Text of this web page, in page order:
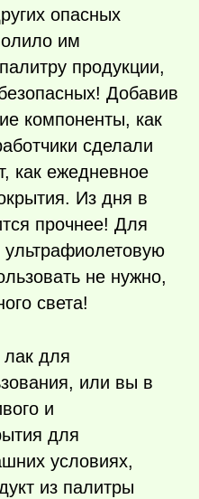
опасных
им
продукции,
Добавив
компоненты, как
сделали
как ежедневное
Из дня в
прочнее! Для
ультрафиолетовую
не нужно,
света!
для
или вы в
и
для
условиях,
из палитры